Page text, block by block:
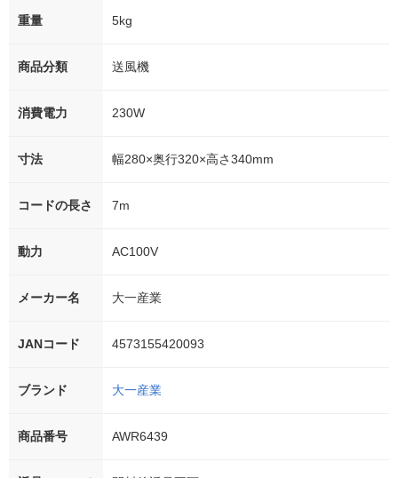
重量 5kg
商品分類 送風機
消費電力 230W
寸法 幅280×奥行320×高さ340mm
コードの長さ 7m
動力 AC100V
メーカー名 大一産業
JANコード 4573155420093
ブランド 大一産業
商品番号 AWR6439